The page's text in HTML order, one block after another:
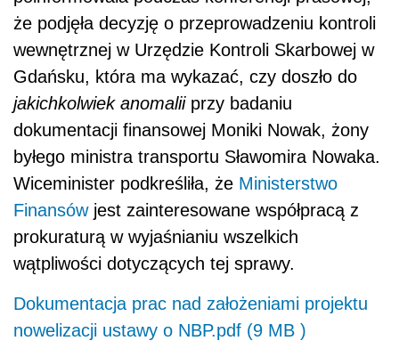
że podjęła decyzję o przeprowadzeniu kontroli
wewnętrznej w Urzędzie Kontroli Skarbowej w
Gdańsku, która ma wykazać, czy doszło do
jakichkolwiek anomaliiprzy badaniu
dokumentacji finansowej Moniki Nowak, żony
byłego ministra transportu Sławomira Nowaka.
Wiceminister podkreśliła, że Ministerstwo
Finansówjest zainteresowane współpracą z
prokuraturą w wyjaśnianiu wszelkich
wątpliwości dotyczących tej sprawy.
Dokumentacja prac nad założeniami projektu
nowelizacji ustawy o NBP.pdf (9 MB )